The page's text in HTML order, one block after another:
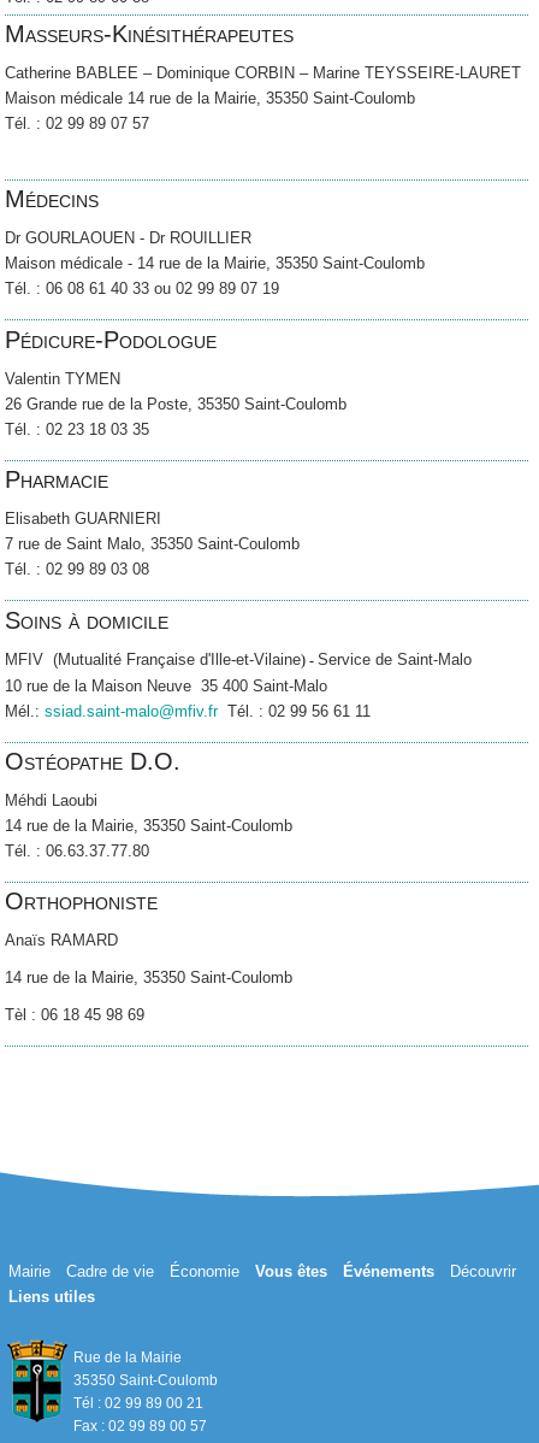
Masseurs-Kinésithérapeutes
Catherine BABLEE – Dominique CORBIN – Marine TEYSSEIRE-LAURET
Maison médicale 14 rue de la Mairie, 35350 Saint-Coulomb
Tél. : 02 99 89 07 57
Médecins
Dr GOURLAOUEN - Dr ROUILLIER
Maison médicale - 14 rue de la Mairie, 35350 Saint-Coulomb
Tél. : 06 08 61 40 33 ou 02 99 89 07 19
Pédicure-Podologue
Valentin TYMEN
26 Grande rue de la Poste, 35350 Saint-Coulomb
Tél. : 02 23 18 03 35
Pharmacie
Elisabeth GUARNIERI
7 rue de Saint Malo, 35350 Saint-Coulomb
Tél. : 02 99 89 03 08
Soins à domicile
MFIV (Mutualité Française d'Ille-et-Vilaine) -Service de Saint-Malo
10 rue de la Maison Neuve 35 400 Saint-Malo
Mél.:ssiad.saint-malo@mfiv.frTél. : 02 99 56 61 11
Ostéopathe D.O.
Méhdi Laoubi
14 rue de la Mairie, 35350 Saint-Coulomb
Tél. : 06.63.37.77.80
Orthophoniste
Anaïs RAMARD
14 rue de la Mairie, 35350 Saint-Coulomb
Tèl : 06 18 45 98 69
Mairie Cadre de vie Économie Vous êtes Événements
Découvrir
Liens utiles
Rue de la Mairie
35350 Saint-Coulomb
Tél : 02 99 89 00 21
Fax : 02 99 89 00 57